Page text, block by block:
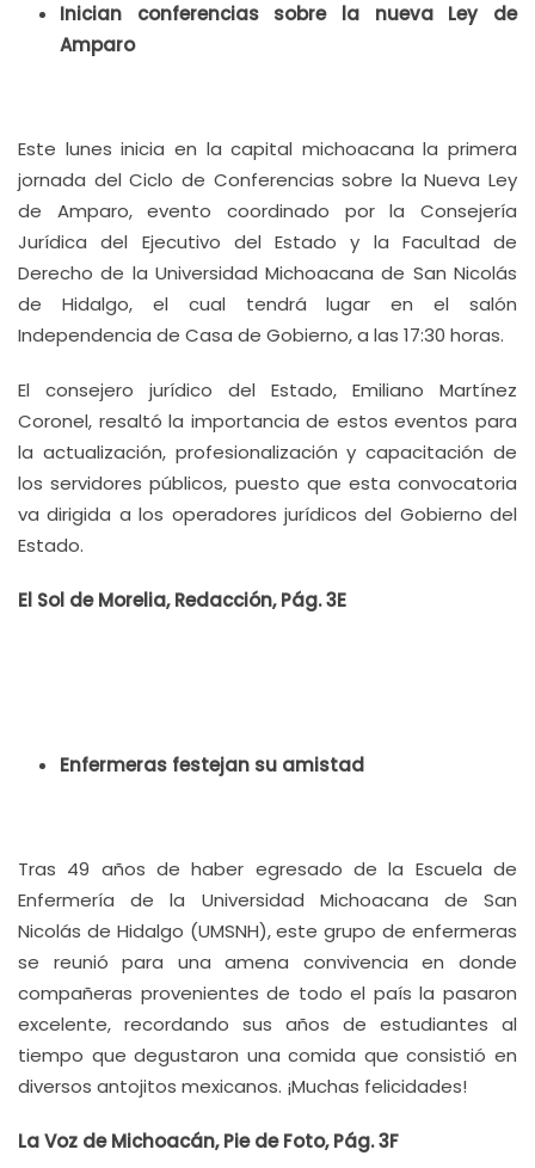
Inician conferencias sobre la nueva Ley de
Amparo
Este lunes inicia en la capital michoacana la primera
jornada del Ciclo de Conferencias sobre la Nueva Ley
de Amparo, evento coordinado por la Consejería
Jurídica del Ejecutivo del Estado y la Facultad de
Derecho de la Universidad Michoacana de San Nicolás
de Hidalgo, el cual tendrá lugar en el salón
Independencia de Casa de Gobierno, a las 17:30 horas.
El consejero jurídico del Estado, Emiliano Martínez
Coronel, resaltó la importancia de estos eventos para
la actualización, profesionalización y capacitación de
los servidores públicos, puesto que esta convocatoria
va dirigida a los operadores jurídicos del Gobierno del
Estado.
El Sol de Morelia, Redacción, Pág. 3E
Enfermeras festejan su amistad
Tras 49 años de haber egresado de la Escuela de
Enfermería de la Universidad Michoacana de San
Nicolás de Hidalgo (UMSNH), este grupo de enfermeras
se reunió para una amena convivencia en donde
compañeras provenientes de todo el país la pasaron
excelente, recordando sus años de estudiantes al
tiempo que degustaron una comida que consistió en
diversos antojitos mexicanos. ¡Muchas felicidades!
La Voz de Michoacán, Pie de Foto, Pág. 3F